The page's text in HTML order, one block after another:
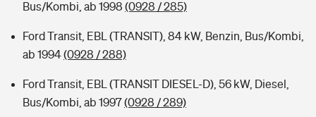
Sie haben Fragen?
Zur Übersicht
Kinderunfall-Check: Mehr Sicherheit für deine Kids
Bus/Kombi, ab 1998 (0928 / 285)
Ford Transit, EBL (TRANSIT), 84 kW, Benzin, Bus/Kombi,
ab 1994(0928 / 288)
Ford Transit, EBL (TRANSIT DIESEL-D), 56 kW, Diesel,
Bus/Kombi, ab 1997(0928 / 289)